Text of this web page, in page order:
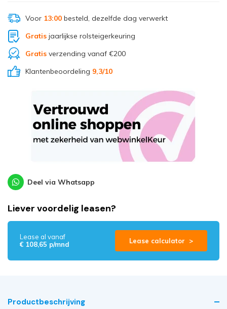
Voor 13:00besteld, dezelfde dag verwerkt
Gratisjaarlijkse rolsteigerkeuring
Gratisverzending vanaf €200
Klantenbeoordeling 9,3/10
Deel via Whatsapp
Liever voordelig leasen?
Lease al vanaf
€ 108,65 p/mnd
Lease calculator >
Productbeschrijving